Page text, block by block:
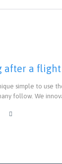
after a flight
simple to use
follow. We
